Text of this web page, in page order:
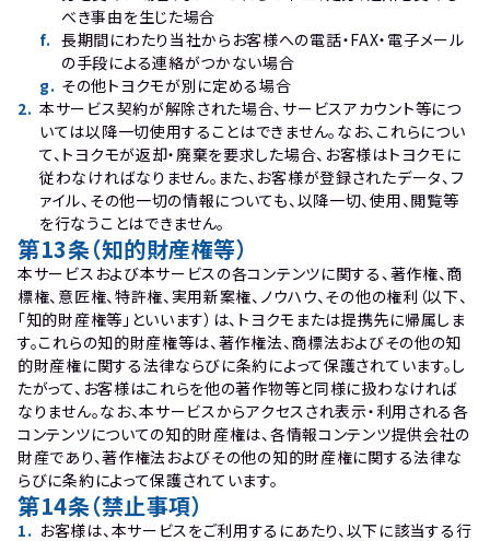
べき事由を生じた場合
f. 長期間にわたり当社からお客様への電話・FAX・電子メール
の手段による連絡がつかない場合
g. その他トヨクモが別に定める場合
2. 本サービス契約が解除された場合、サービスアカウント等につ
いては以降一切使用することはできません。なお、これらについ
て、トヨクモが返却・廃棄を要求した場合、お客様はトヨクモに
従わなければなりません。また、お客様が登録されたデータ、フ
ァイル、その他一切の情報についても、以降一切、使用、閲覧等
を行なうことはできません。
第13条（知的財産権等）
本サービスおよび本サービスの各コンテンツに関する、著作権、商
標権、意匠権、特許権、実用新案権、ノウハウ、その他の権利（以下、
「知的財産権等」といいます）は、トヨクモまたは提携先に帰属しま
す。これらの知的財産権等は、著作権法、商標法およびその他の知
的財産権に関する法律ならびに条約によって保護されています。し
たがって、お客様はこれらを他の著作物等と同様に扱わなければ
なりません。なお、本サービスからアクセスされ表示・利用される各
コンテンツについての知的財産権は、各情報コンテンツ提供会社の
財産であり、著作権法およびその他の知的財産権に関する法律な
らびに条約によって保護されています。
第14条（禁止事項）
1. お客様は、本サービスをご利用するにあたり、以下に該当する行